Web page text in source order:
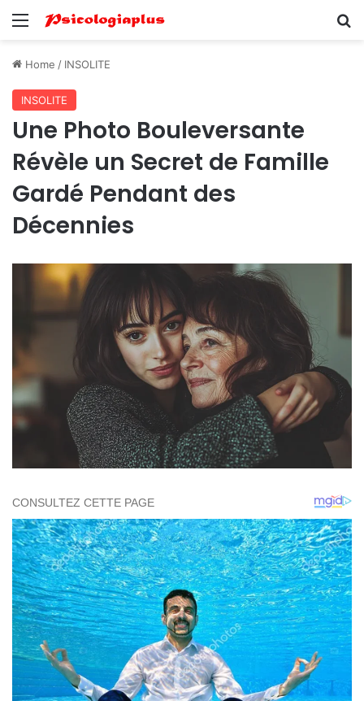
Menu
Home / INSOLITE
INSOLITE
Une Photo Bouleversante
Révèle un Secret de Famille
Gardé Pendant des
Décennies